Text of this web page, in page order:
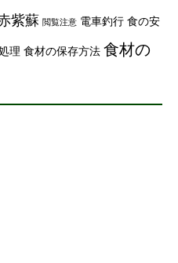
紫蘇 閲覧注意 電車釣行 食の安
理 食材の保存方法 食材の